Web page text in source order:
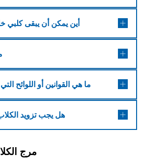
أين يمكن أن يبقى كلبي
ما هي القوانين أو اللوائح
هل يجب تزويد
مرج